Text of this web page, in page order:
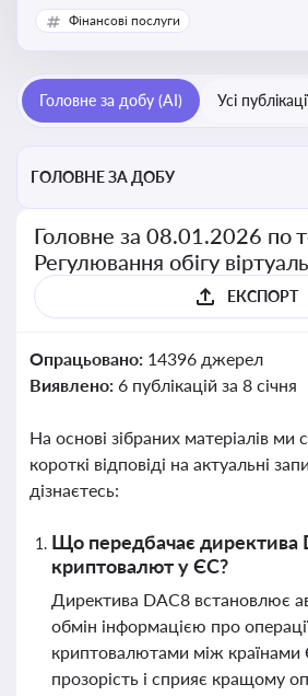
контролю за використанням, обігом та
оподаткуванням віртуальних активів,
Фінансові послуги
Головне за добу (AI) Усі
ГОЛОВНЕ ЗА ДОБУ
Головне за 08.01.2026 по
Регулювання обігу
ЕКСПОРТ
Опрацьовано: 14396 джерел
Виявлено: 6 публікацій за 8 січня
На основі зібраних матеріалів ми
короткі відповіді на актуальні
дізнаєтесь:
Що передбачає директива
криптовалют у ЄС?
Директива DAC8 встановлює
обмін інформацією про
криптовалютами між
прозорість і сприяє кращому